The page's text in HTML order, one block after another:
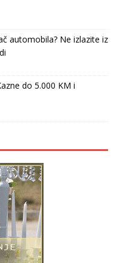
automobila? Ne izlazite iz
do 5.000 KM i